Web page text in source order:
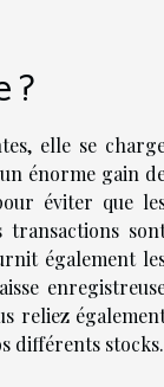
?
elle se
énorme gain
éviter que
transactions
également
reliez
différents stocks.